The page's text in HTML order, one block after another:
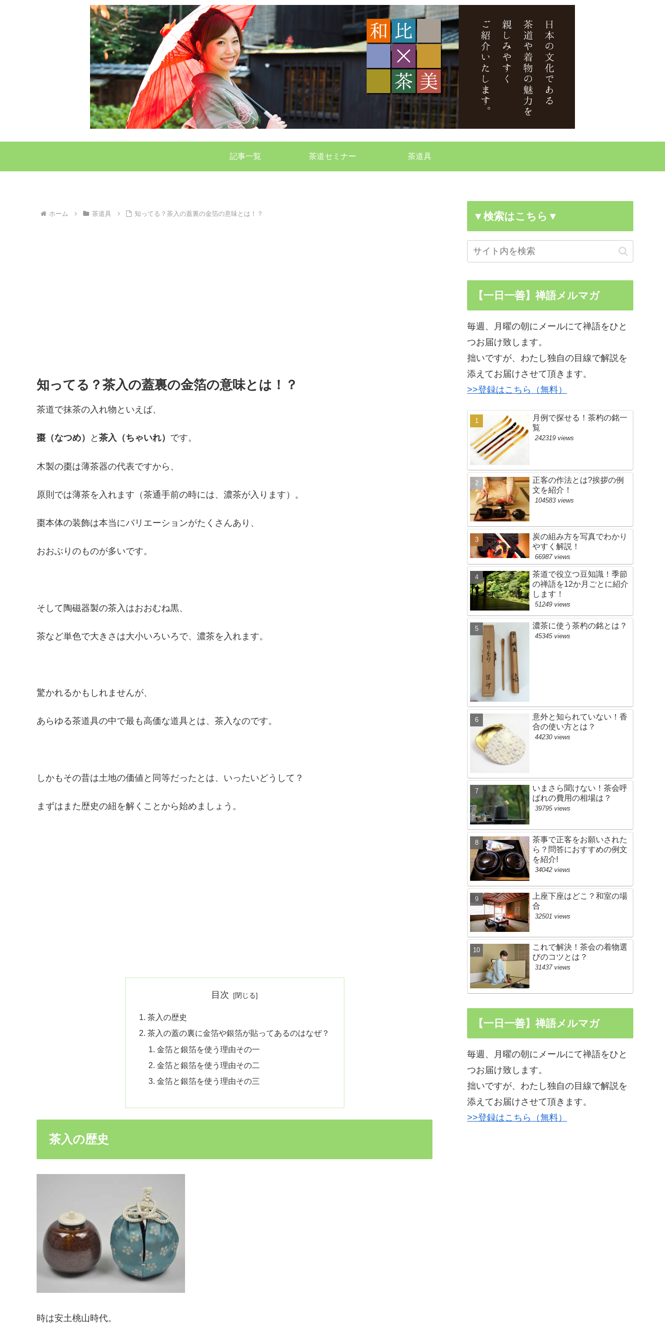
記事一覧 茶道セミナー 茶道具
ホーム 茶道具 知ってる？茶入の蓋裏の金箔の意味とは！？
知ってる？茶入の蓋裏の金箔の意味とは！？
茶道で抹茶の入れ物といえば、
棗（なつめ） と 茶入（ちゃいれ） です。
木製の棗は薄茶器の代表ですから、
原則では薄茶を入れます（茶通手前の時には、濃茶が入ります）。
棗本体の装飾は本当にバリエーションがたくさんあり、
おおぶりのものが多いです。
そして陶磁器製の茶入はおおむね黒、
茶など単色で大きさは大小いろいろで、濃茶を入れます。
驚かれるかもしれませんが、
あらゆる茶道具の中で最も高価な道具とは、茶入なのです。
しかもその昔は土地の価値と同等だったとは、いったいどうして？
まずはまた歴史の紐を解くことから始めましょう。
目次
茶入の歴史
茶入の蓋の裏に金箔や銀箔が貼ってあるのはなぜ？
金箔と銀箔を使う理由その一
金箔と銀箔を使う理由その二
金箔と銀箔を使う理由その三
茶入の歴史
時は安土桃山時代。
▼検索はこちら▼
【一日一善】禅語メルマガ
毎週、月曜の朝にメールにて禅語をひと
つお届け致します。
拙いですが、わたし独自の目線で解説を
添えてお届けさせて頂きます。
>>登録はこちら（無料）
月例で探せる！茶杓の銘一
覧
242319 views
正客の作法とは?挨拶の例
文を紹介！
104583 views
炭の組み方を写真でわかり
やすく解説！
66987 views
茶道で役立つ豆知識！季節
の禅語を12か月ごとに紹介
します！
51249 views
濃茶に使う茶杓の銘とは？
45345 views
意外と知られていない！香
合の使い方とは？
44230 views
いまさら聞けない！茶会呼
ばれの費用の相場は？
39795 views
茶事で正客をお願いされた
ら？問答におすすめの例文
を紹介!
34042 views
上座下座はどこ？和室の場
合
32501 views
これで解決！茶会の着物選
びのコツとは？
31437 views
【一日一善】禅語メルマガ
毎週、月曜の朝にメールにて禅語をひと
つお届け致します。
拙いですが、わたし独自の目線で解説を
添えてお届けさせて頂きます。
>>登録はこちら（無料）